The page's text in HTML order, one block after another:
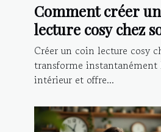
Comment créer
lecture cosy chez
Créer un coin lecture cosy
transforme instantanément
intérieur et offre...